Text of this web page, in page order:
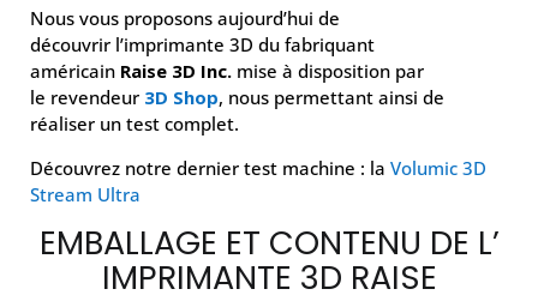
Nous vous proposons aujourd’hui de
découvrir l’imprimante 3D du fabriquant
américain Raise 3D Inc. mise à disposition par
le revendeur 3D Shop, nous permettant ainsi de
réaliser un test complet.
Découvrez notre dernier test machine : la Volumic 3D
Stream Ultra
EMBALLAGE ET CONTENU DE L’
IMPRIMANTE 3D RAISE